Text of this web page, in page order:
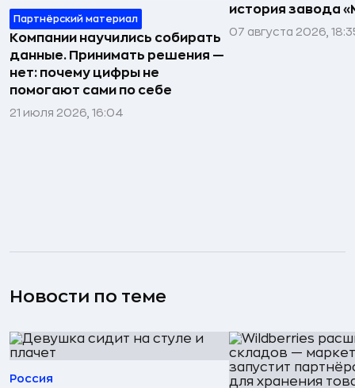
Партнёрский материал
Компании научились собирать
данные. Принимать решения —
нет: почему цифры не
помогают сами по себе
21 июля 2026, 16:04
история завода
07 августа 2026,
Новости по теме
Россия